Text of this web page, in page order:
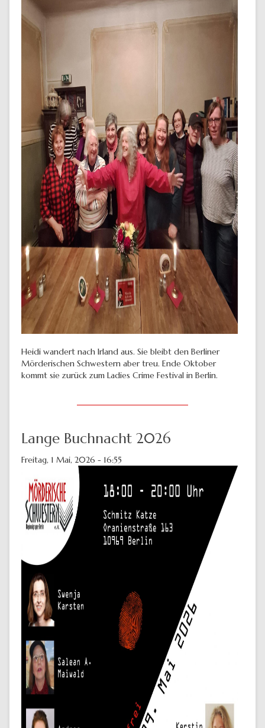
Heidi wandert nach Irland aus. Sie bleibt den Berliner
Mörderischen Schwestern aber treu. Ende Oktober
kommt sie zurück zum Ladies Crime Festival in Berlin.
Lange Buchnacht 2026
Freitag, 1 Mai, 2026 - 16:55